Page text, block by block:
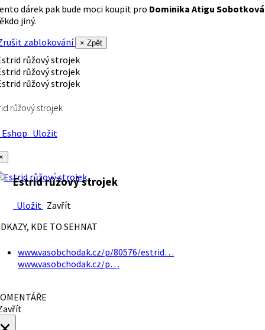
dárek pak bude moci koupit pro Dominika Atigu Sobotková
jiný.
zablokování
× Zpět
růžový strojek
Uložit
Estrid růžový strojek
Uložit Zavřít
KDE TO SEHNAT
www.vasobchodak.cz/p/80576/estrid…
www.vasobchodak.cz/p…